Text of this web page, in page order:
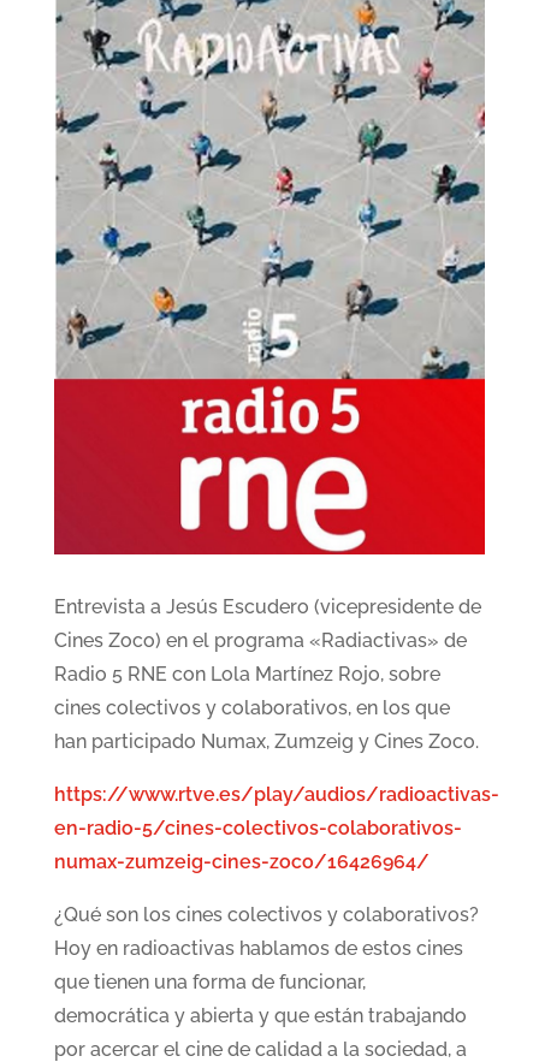
Entrevista a Jesús Escudero (vicepresidente de
Cines Zoco) en el programa «Radiactivas» de
Radio 5 RNE con Lola Martínez Rojo, sobre
cines colectivos y colaborativos, en los que
han participado Numax, Zumzeig y Cines Zoco.
https://www.rtve.es/play/audios/radioactivas-
en-radio-5/cines-colectivos-colaborativos-
numax-zumzeig-cines-zoco/16426964/
¿Qué son los cines colectivos y colaborativos?
Hoy en radioactivas hablamos de estos cines
que tienen una forma de funcionar,
democrática y abierta y que están trabajando
por acercar el cine de calidad a la sociedad, a